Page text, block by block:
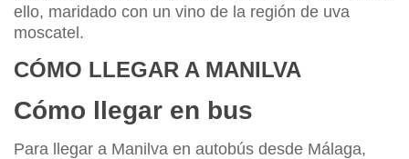
ello, maridado con un vino de la región de uva
moscatel.
CÓMO LLEGAR A MANILVA
Cómo llegar en bus
Para llegar a Manilva en autobús desde Málaga,